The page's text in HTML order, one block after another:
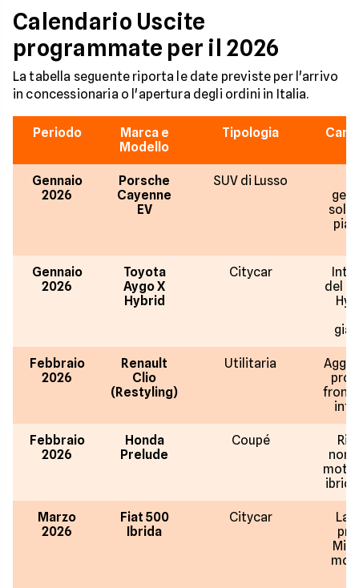
Calendario Uscite
programmate per il 2026
La tabella seguente riporta le date previste per l'arrivo
in concessionaria o l'apertura degli ordini in Italia.
Periodo
Marca e
Modello
Tipologia
Gennaio
2026
Porsche
Cayenne
EV
SUV di Lusso
solo
Gennaio
2026
Toyota
Aygo X
Hybrid
Citycar
del
Febbraio
2026
Renault
Clio
(Restyling)
Utilitaria
Febbraio
2026
Honda
Prelude
Coupé
Marzo
2026
Fiat 500
Ibrida
Citycar
La